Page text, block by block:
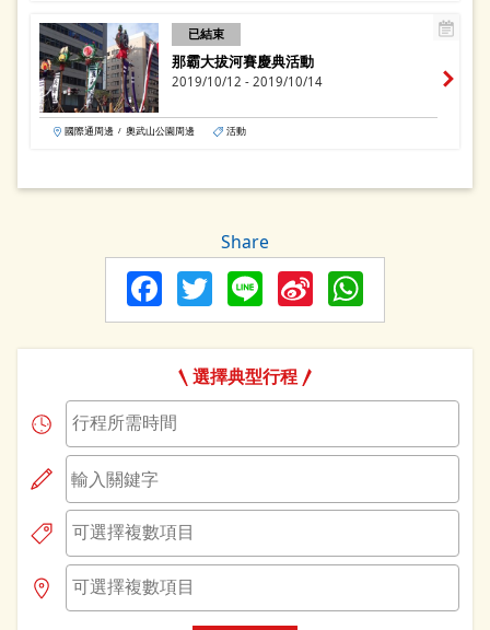
已結束
那霸大拔河賽慶典活動
2019/10/12 - 2019/10/14
國際通周邊 / 奧武山公園周邊 活動
Share
Facebook
Twitter
LineSina
Weibo
選擇典型行程